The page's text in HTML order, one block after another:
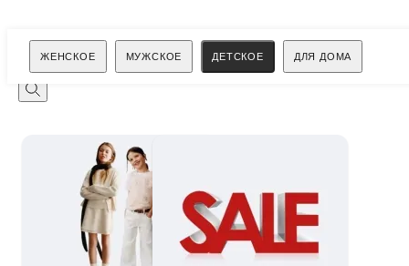
ЖЕНСКОЕ МУЖСКОЕ ДЕТСКОЕ ДЛЯ ДОМА
Поиск